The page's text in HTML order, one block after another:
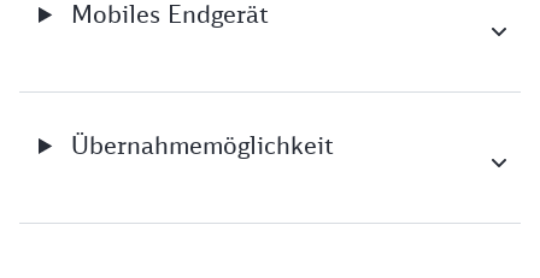
Mobiles Endgerät
Übernahmemöglichkeit